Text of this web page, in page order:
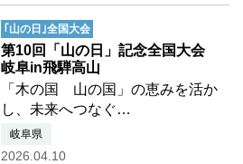
恵に感謝する」という祝日の趣旨
を広く知ってもらうため、毎年、
全国大会が開催され、第１ …つづ
きを読む
｢山の日｣全国大会
第10回「山の日」記念全国大会
岐阜in飛騨高山
「木の国 山の国」の恵みを活か
し、未来へつなぐ
岐阜県の実行委員会事務局より広
報資材が届きましたのでご紹介し
岐阜県
2026.04.10